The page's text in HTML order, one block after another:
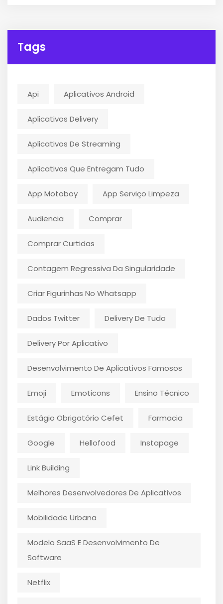
Tags
Api Aplicativos Android
Aplicativos Delivery
Aplicativos De Streaming
Aplicativos Que Entregam Tudo
App Motoboy App Serviço Limpeza
Audiencia Comprar
Comprar Curtidas
Contagem Regressiva Da Singularidade
Criar Figurinhas No Whatsapp
Dados Twitter Delivery De Tudo
Delivery Por Aplicativo
Desenvolvimento De Aplicativos Famosos
Emoji Emoticons Ensino Técnico
Estágio Obrigatório Cefet Farmacia
Google Hellofood Instapage
Link Building
Melhores Desenvolvedores De Aplicativos
Mobilidade Urbana
Modelo SaaS E Desenvolvimento De
Software
Netflix